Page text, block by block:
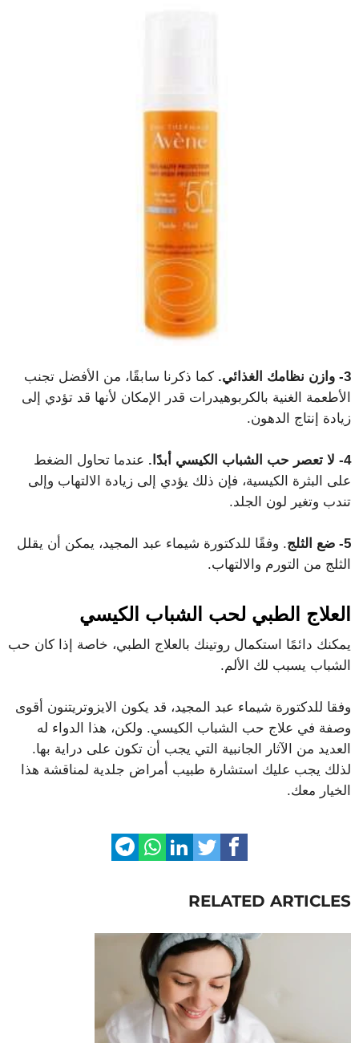
3- وازن نظامك الغذائي.
كما ذكرنا سابقًا، من الأفضل تجنب
الأطعمة الغنية بالكربوهيدرات قدر الإمكان لأنها قد تؤدي إلى
زيادة إنتاج الدهون.
4- لا تعصر حب الشباب الكيسي أبدًا.
عندما تحاول الضغط
على البثرة الكيسية، فإن ذلك يؤدي إلى زيادة الالتهاب وإلى
تندب وتغير لون الجلد.
5- ضع الثلج
. وفقًا للدكتورة شيماء عبد المجيد، يمكن أن يقلل
الثلج من التورم والالتهاب.
العلاج الطبي لحب الشباب الكيسي
يمكنك دائمًا استكمال روتينك بالعلاج الطبي، خاصة إذا كان حب
الشباب يسبب لك الألم.
وفقا للدكتورة شيماء عبد المجيد، قد يكون الايزوتريتنون أقوى
وصفة في علاج حب الشباب الكيسي. ولكن، هذا الدواء له
العديد من الآثار الجانبية التي يجب أن تكون على دراية بها.
لذلك يجب عليك استشارة طبيب أمراض جلدية لمناقشة هذا
الخيار معك.
RELATED ARTICLES